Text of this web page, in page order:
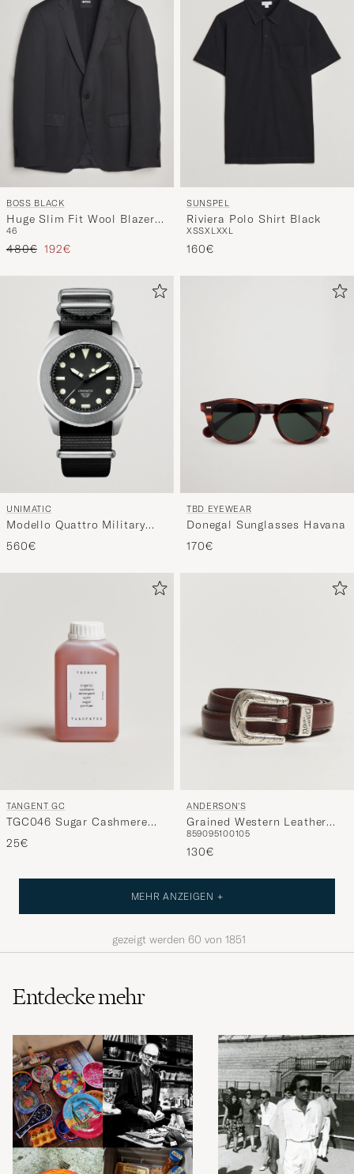
BOSS BLACK
Huge Slim Fit Wool Blazer
Black
46
Regulärer Preis
480€ Reduzierter Preis
192€
SUNSPEL
Riviera Polo Shirt Black
XSSXLXXL
160€
UNIMATIC
Modello Quattro Military
Watch
560€
TBD EYEWEAR
Donegal Sunglasses Havana
170€
TANGENT GC
TGC046 Sugar Cashmere
Detergent
25€
ANDERSON'S
Grained Western Leather
Belt 2,5 cm Brown
859095100105
130€
MEHR ANZEIGEN +
gezeigt werden 60 von 1851
Entdecke mehr